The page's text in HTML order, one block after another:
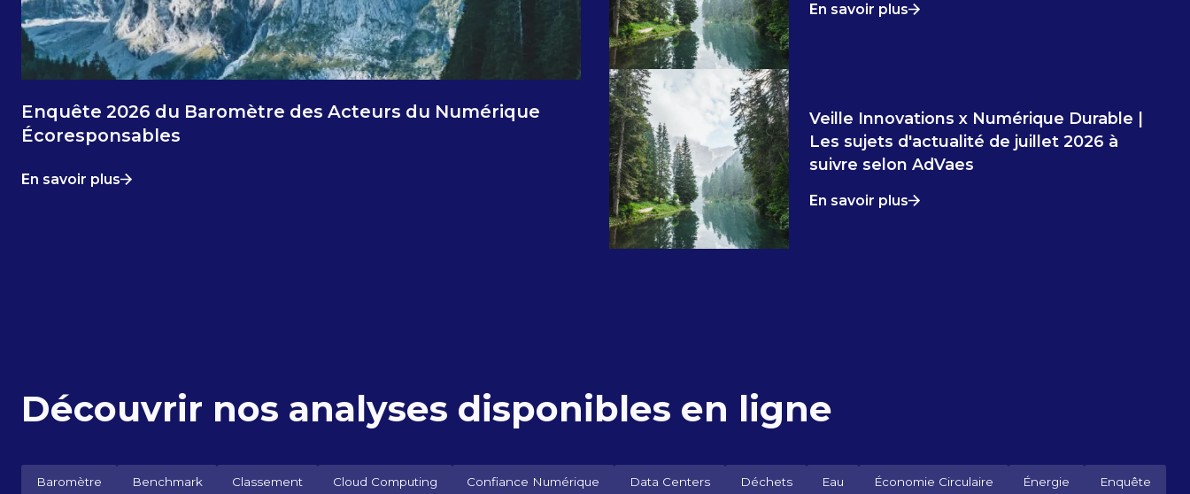
Enquête 2026 du Baromètre des Acteurs du Numérique
Écoresponsables
En savoir plus
En savoir plus
Veille Innovations x Numérique Durable |
Les sujets d'actualité de juillet 2026 à
suivre selon AdVaes
En savoir plus
Découvrir nos analyses disponibles en ligne
Baromètre Benchmark Classement Cloud Computing Confiance Numérique Data Centers Déchets Eau Économie Circulaire Énergie Enquête